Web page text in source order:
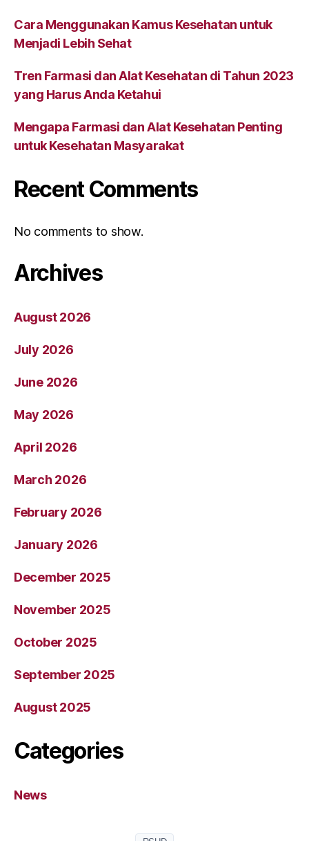
Cara Menggunakan Kamus Kesehatan untuk
Menjadi Lebih Sehat
Tren Farmasi dan Alat Kesehatan di Tahun 2023
yang Harus Anda Ketahui
Mengapa Farmasi dan Alat Kesehatan Penting
untuk Kesehatan Masyarakat
Recent Comments
No comments to show.
Archives
August 2026
July 2026
June 2026
May 2026
April 2026
March 2026
February 2026
January 2026
December 2025
November 2025
October 2025
September 2025
August 2025
Categories
News